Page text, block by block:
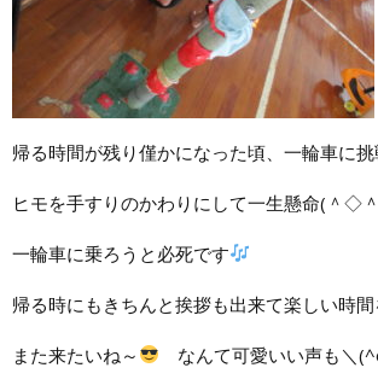
帰る時間が残り僅かになった頃、一輪車に挑
ヒモを手すりのかわりにして一生懸命(＾◇
一輪車に乗ろうと必死です
帰る時にもきちんと挨拶も出来て楽しい時間
また来たいね～ なんて可愛いい声も＼